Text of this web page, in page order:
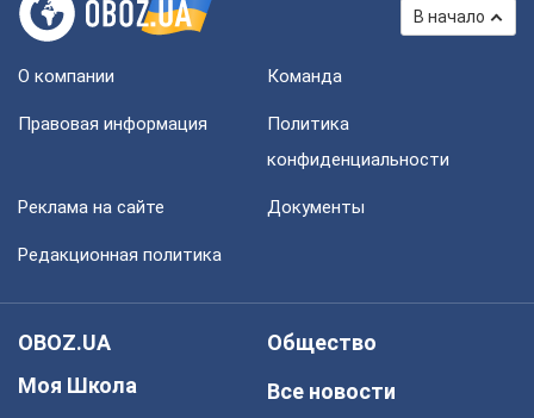
В начало
О компании Команда
Правовая информация
Политика
конфиденциальности
Реклама на сайте Документы
Редакционная политика
OBOZ.UA
Моя Школа
Общество
Все новости